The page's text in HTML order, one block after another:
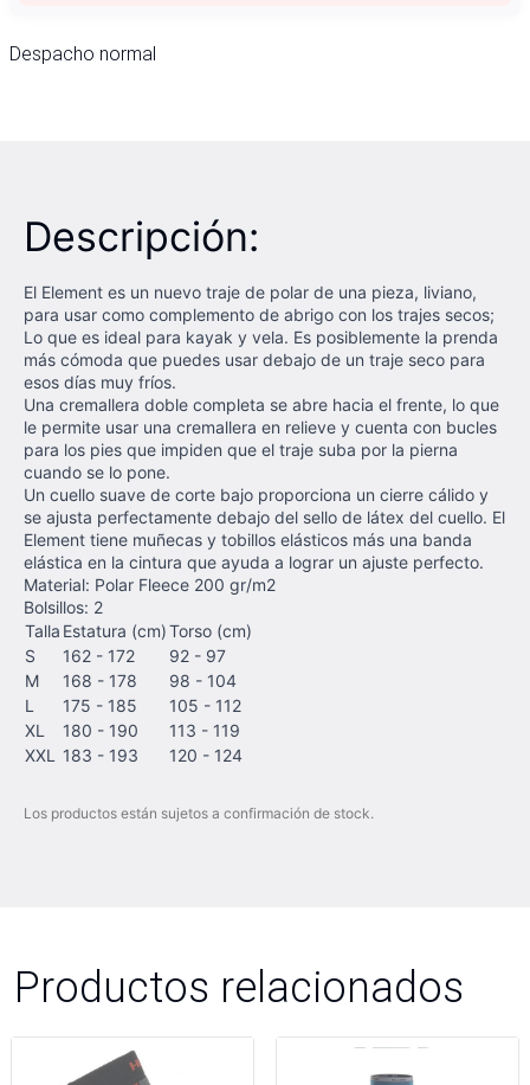
Despacho normal
Descripción:
El Element es un nuevo traje de polar de una pieza, liviano,
para usar como complemento de abrigo con los trajes secos;
Lo que es ideal para kayak y vela. Es posiblemente la prenda
más cómoda que puedes usar debajo de un traje seco para
esos días muy fríos.
Una cremallera doble completa se abre hacia el frente, lo que
le permite usar una cremallera en relieve y cuenta con bucles
para los pies que impiden que el traje suba por la pierna
cuando se lo pone.
Un cuello suave de corte bajo proporciona un cierre cálido y
se ajusta perfectamente debajo del sello de látex del cuello. El
Element tiene muñecas y tobillos elásticos más una banda
elástica en la cintura que ayuda a lograr un ajuste perfecto.
Material: Polar Fleece 200 gr/m2
Bolsillos: 2
Talla Estatura (cm)Torso (cm)
S
162 - 172
92 - 97
M
168 - 178
98 - 104
L
175 - 185
105 - 112
XL
180 - 190
113 - 119
XXL
183 - 193 120 - 124
Los productos están sujetos a confirmación de stock.
Productos relacionados